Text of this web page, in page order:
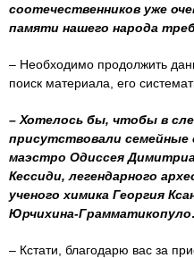
соотечественников уже
памяти нашего народа
– Необходимо продолжить
поиск материала, его
– Хотелось бы, чтобы в
присутствовали семейные
маэстро Одиссея
Кессиди, легендарного
ученого химика Георгия
Юрчихина-
– Кстати, благодарю вас за